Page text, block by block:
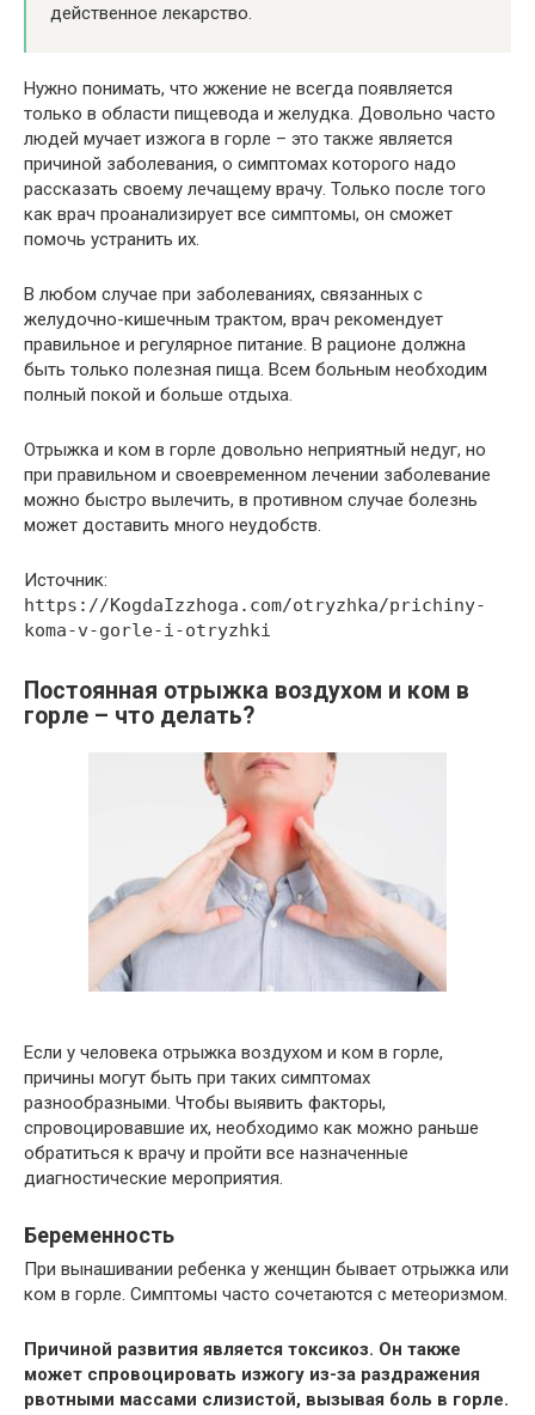
действенное лекарство.
Нужно понимать, что жжение не всегда появляется
только в области пищевода и желудка. Довольно часто
людей мучает изжога в горле – это также является
причиной заболевания, о симптомах которого надо
рассказать своему лечащему врачу. Только после того
как врач проанализирует все симптомы, он сможет
помочь устранить их.
В любом случае при заболеваниях, связанных с
желудочно-кишечным трактом, врач рекомендует
правильное и регулярное питание. В рационе должна
быть только полезная пища. Всем больным необходим
полный покой и больше отдыха.
Отрыжка и ком в горле довольно неприятный недуг, но
при правильном и своевременном лечении заболевание
можно быстро вылечить, в противном случае болезнь
может доставить много неудобств.
Источник:
https://KogdaIzzhoga.com/otryzhka/prichiny-
koma-v-gorle-i-otryzhki
Постоянная отрыжка воздухом и ком в
горле – что делать?
Если у человека отрыжка воздухом и ком в горле,
причины могут быть при таких симптомах
разнообразными. Чтобы выявить факторы,
спровоцировавшие их, необходимо как можно раньше
обратиться к врачу и пройти все назначенные
диагностические мероприятия.
Беременность
При вынашивании ребенка у женщин бывает отрыжка или
ком в горле. Симптомы часто сочетаются с метеоризмом.
Причиной развития является токсикоз. Он также
может спровоцировать изжогу из-за раздражения
рвотными массами слизистой, вызывая боль в горле.